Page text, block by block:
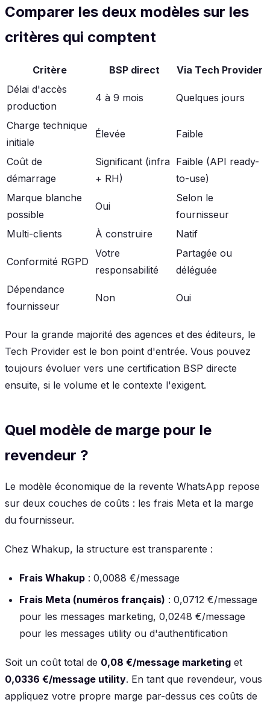
Comparer les deux modèles sur les
critères qui comptent
Critère BSP direct
Via Tech Provider
Délai d'accès
production
4 à 9 mois Quelques jours
Charge technique
initiale
Élevée Faible
Coût de
démarrage
Significant (infra
+ RH)
Faible (API ready-
to-use)
Marque blanche
possible
Oui
Selon le
fournisseur
Multi-clients
À construire Natif
Conformité RGPD
Votre
responsabilité
Partagée ou
déléguée
Dépendance
fournisseur
Non Oui
Pour la grande majorité des agences et des éditeurs, le
Tech Provider est le bon point d'entrée. Vous pouvez
toujours évoluer vers une certification BSP directe
ensuite, si le volume et le contexte l'exigent.
Quel modèle de marge pour le
revendeur ?
Le modèle économique de la revente WhatsApp repose
sur deux couches de coûts : les frais Meta et la marge
du fournisseur.
Chez Whakup, la structure est transparente :
Frais Whakup : 0,0088 €/message
Frais Meta (numéros français) : 0,0712 €/message
pour les messages marketing, 0,0248 €/message
pour les messages utility ou d'authentification
Soit un coût total de 0,08 €/message marketing et
0,0336 €/message utility. En tant que revendeur, vous
appliquez votre propre marge par-dessus ces coûts de